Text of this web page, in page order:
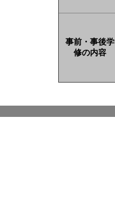
事前・事後学
修の内容